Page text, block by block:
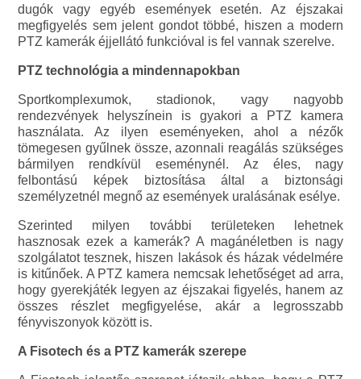
dugók vagy egyéb események esetén. Az éjszakai
megfigyelés sem jelent gondot többé, hiszen a modern
PTZ kamerák éjjellátó funkcióval is fel vannak szerelve.
PTZ technológia a mindennapokban
Sportkomplexumok, stadionok, vagy nagyobb
rendezvények helyszínein is gyakori a PTZ kamera
használata. Az ilyen eseményeken, ahol a nézők
tömegesen gyűlnek össze, azonnali reagálás szükséges
bármilyen rendkívül eseménynél. Az éles, nagy
felbontású képek biztosítása által a biztonsági
személyzetnél megnő az események uralásának esélye.
Szerinted milyen további területeken lehetnek
hasznosak ezek a kamerák? A magánéletben is nagy
szolgálatot tesznek, hiszen lakások és házak védelmére
is kitűnőek. A PTZ kamera nemcsak lehetőséget ad arra,
hogy gyerekjáték legyen az éjszakai figyelés, hanem az
összes részlet megfigyelése, akár a legrosszabb
fényviszonyok között is.
A Fisotech és a PTZ kamerák szerepe